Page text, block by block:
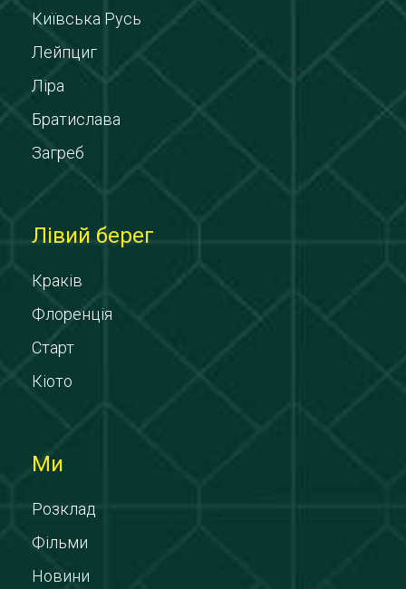
Київська Русь
Лейпциг
Ліра
Братислава
Загреб
Лівий берег
Краків
Флоренція
Старт
Кіото
Ми
Розклад
Фільми
Новини